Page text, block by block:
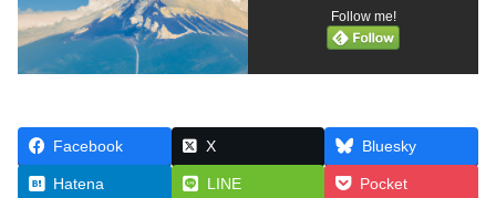
Follow me!
Facebook X Bluesky
Hatena LINE Pocket